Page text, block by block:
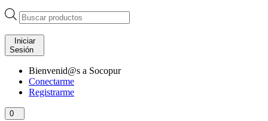
Búsqueda
de
productos
Iniciar
Sesión
Bienvenid@s a Socopur
Conectarme
Registrarme
0